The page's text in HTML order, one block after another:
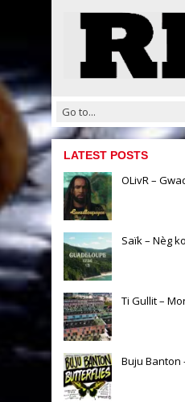
LATEST POSTS
OLivR –
Saïk – Nèg
Ti Gullit –
Buju Banton